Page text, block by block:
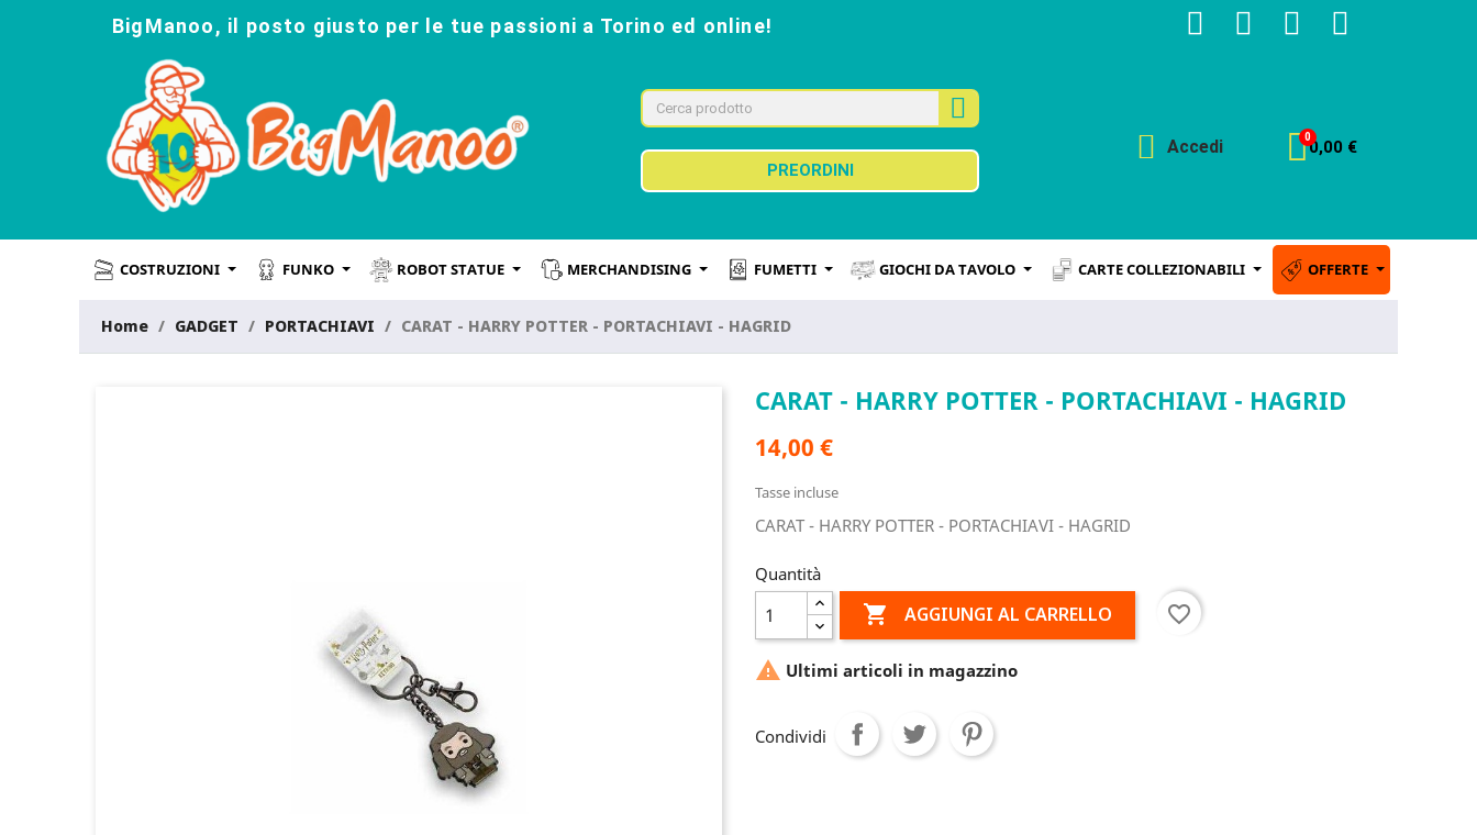
BigManoo, il posto giusto per le tue passioni a Torino ed online!
PREORDINI
Accedi 0,00 €
COSTRUZIONI FUNKO ROBOT STATUE MERCHANDISING FUMETTI GIOCHI DA TAVOLO CARTE COLLEZIONABILI OFFERTE
Home GADGET PORTACHIAVI CARAT - HARRY POTTER - PORTACHIAVI - HAGRID
CARAT - HARRY POTTER - PORTACHIAVI - HAGRID
14,00 €
Tasse incluse
CARAT - HARRY POTTER - PORTACHIAVI - HAGRID
Quantità
 AGGIUNGI AL CARRELLO favorite_border
 Ultimi articoli in magazzino
Condividi